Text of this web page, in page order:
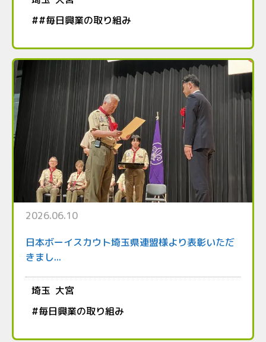
##毎日興業の取り組み
2026.06.10
日本ボーイスカウト埼玉県連盟様より表彰いただ
きまし...
埼玉 大宮
#毎日興業の取り組み